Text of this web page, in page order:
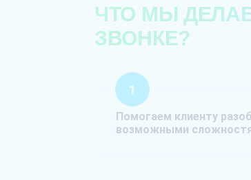
ЧТО МЫ
ЗВОНКЕ?
Помогаем клиенту
возможными